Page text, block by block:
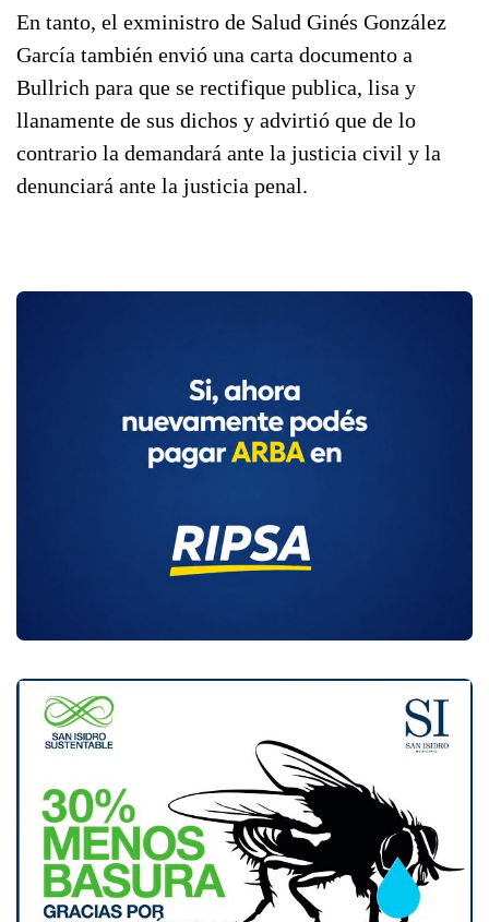
En tanto, el exministro de Salud Ginés González
García también envió una carta documento a
Bullrich para que se rectifique publica, lisa y
llanamente de sus dichos y advirtió que de lo
contrario la demandará ante la justicia civil y la
denunciará ante la justicia penal.